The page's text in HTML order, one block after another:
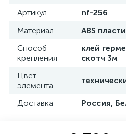
Артикул
nf-256
Материал
ABS
Способ
крепления
клей
скотч 3м
Цвет
элемента
Доставка Россия,